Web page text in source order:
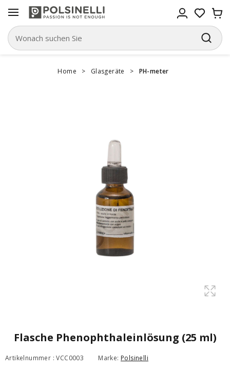
Home > Glasgeräte > PH-meter
Flasche Phenophthaleinlösung (25 ml)
Artikelnummer : VCC0003 Marke: Polsinelli